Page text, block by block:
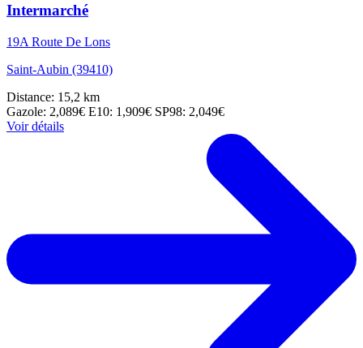
Intermarché
19A Route De Lons
Saint-Aubin (39410)
Distance: 15,2 km
Gazole: 2,089€ E10: 1,909€ SP98: 2,049€
Voir détails